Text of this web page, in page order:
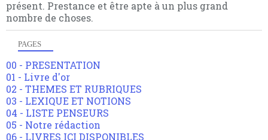
présent. Prestance et être apte à un plus grand
nombre de choses.
PAGES
00 - PRESENTATION
01 - Livre d'or
02 - THEMES ET RUBRIQUES
03 - LEXIQUE ET NOTIONS
04 - LISTE PENSEURS
05 - Notre rédaction
06 - LIVRES ICI DISPONIBLES